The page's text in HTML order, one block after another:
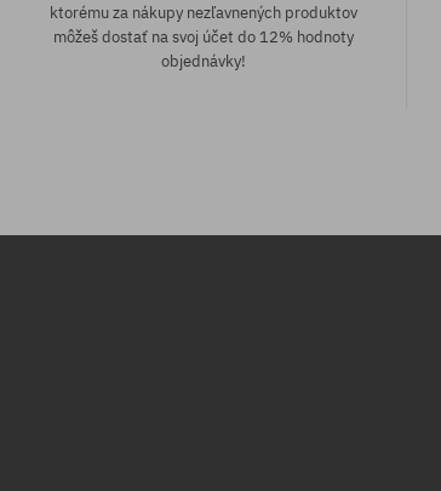
ktorému za nákupy nezľavnených produktov
môžeš dostať na svoj účet do 12% hodnoty
objednávky!